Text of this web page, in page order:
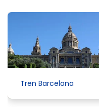
Tren Barcelona